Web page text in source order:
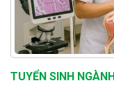
TUYỂN SINH